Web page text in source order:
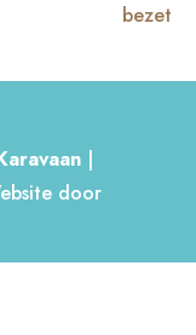
bezet
|
door